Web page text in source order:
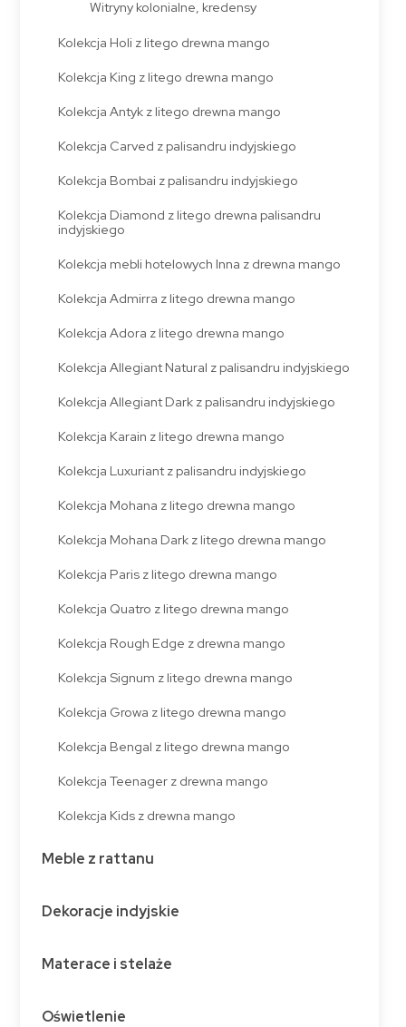
Witryny kolonialne, kredensy
Kolekcja Holi z litego drewna mango
Kolekcja King z litego drewna mango
Kolekcja Antyk z litego drewna mango
Kolekcja Carved z palisandru indyjskiego
Kolekcja Bombai z palisandru indyjskiego
Kolekcja Diamond z litego drewna palisandru
indyjskiego
Kolekcja mebli hotelowych Inna z drewna mango
Kolekcja Admirra z litego drewna mango
Kolekcja Adora z litego drewna mango
Kolekcja Allegiant Natural z palisandru indyjskiego
Kolekcja Allegiant Dark z palisandru indyjskiego
Kolekcja Karain z litego drewna mango
Kolekcja Luxuriant z palisandru indyjskiego
Kolekcja Mohana z litego drewna mango
Kolekcja Mohana Dark z litego drewna mango
Kolekcja Paris z litego drewna mango
Kolekcja Quatro z litego drewna mango
Kolekcja Rough Edge z drewna mango
Kolekcja Signum z litego drewna mango
Kolekcja Growa z litego drewna mango
Kolekcja Bengal z litego drewna mango
Kolekcja Teenager z drewna mango
Kolekcja Kids z drewna mango
Meble z rattanu
Dekoracje indyjskie
Materace i stelaże
Oświetlenie